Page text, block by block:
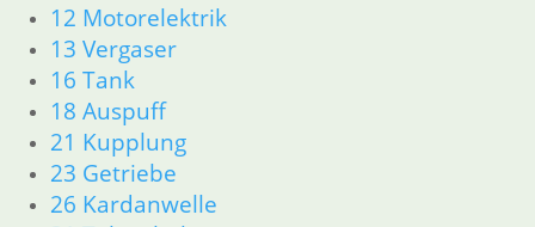
12 Motorelektrik
13 Vergaser
16 Tank
18 Auspuff
21 Kupplung
23 Getriebe
26 Kardanwelle
12,95€
Artikelnummer: 2335120
inkl. MwSt.
zzgl.Versandkosten
In den Warenkorb
Manschette